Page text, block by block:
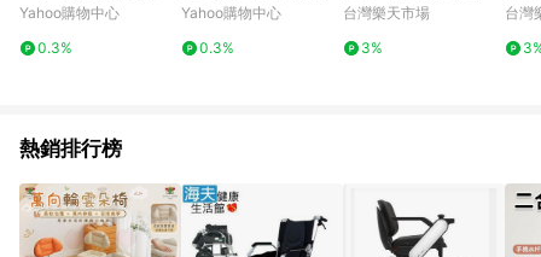
輪椅B附加功能A款 鋁
拆手靠、可拆腳靠、折
Yahoo購物中心
0.3%
A款 躺式輪椅｜可平躺
藍色皮墊｜24吋輪｜富
Yahoo購物中心
0.3%
C-800 拆手拆腳 仰躺
功能A款B款 贈輪椅置
台灣樂天市場
3%
C-
加功
台灣
熱銷排行榜